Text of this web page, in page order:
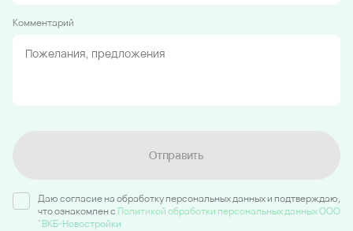
Комментарий
Отправить
Даю согласие на обработку персональных данных и подтверждаю,
что ознакомлен c Политикой обработки персональных данных ООО
"ВКБ-Новостройки